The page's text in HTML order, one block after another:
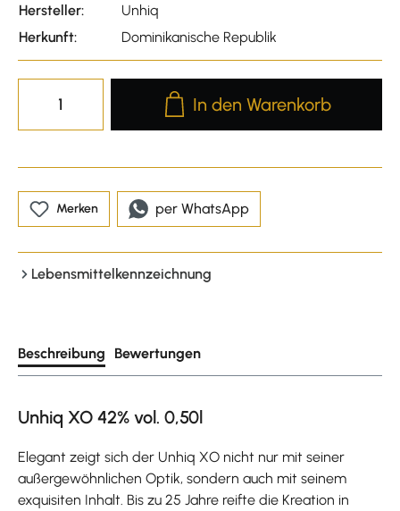
Hersteller:
Unhiq
Herkunft:
Dominikanische Republik
Produkt Anzahl: Gib den
In den Warenkorb
Merken per WhatsApp
Lebensmittelkennzeichnung
Beschreibung Bewertungen
Unhiq XO 42% vol. 0,50l
Elegant zeigt sich der Unhiq XO nicht nur mit seiner
außergewöhnlichen Optik, sondern auch mit seinem
exquisiten Inhalt. Bis zu 25 Jahre reifte die Kreation in